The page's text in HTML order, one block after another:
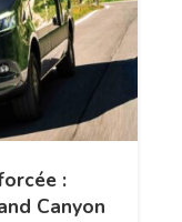
:
Canyon